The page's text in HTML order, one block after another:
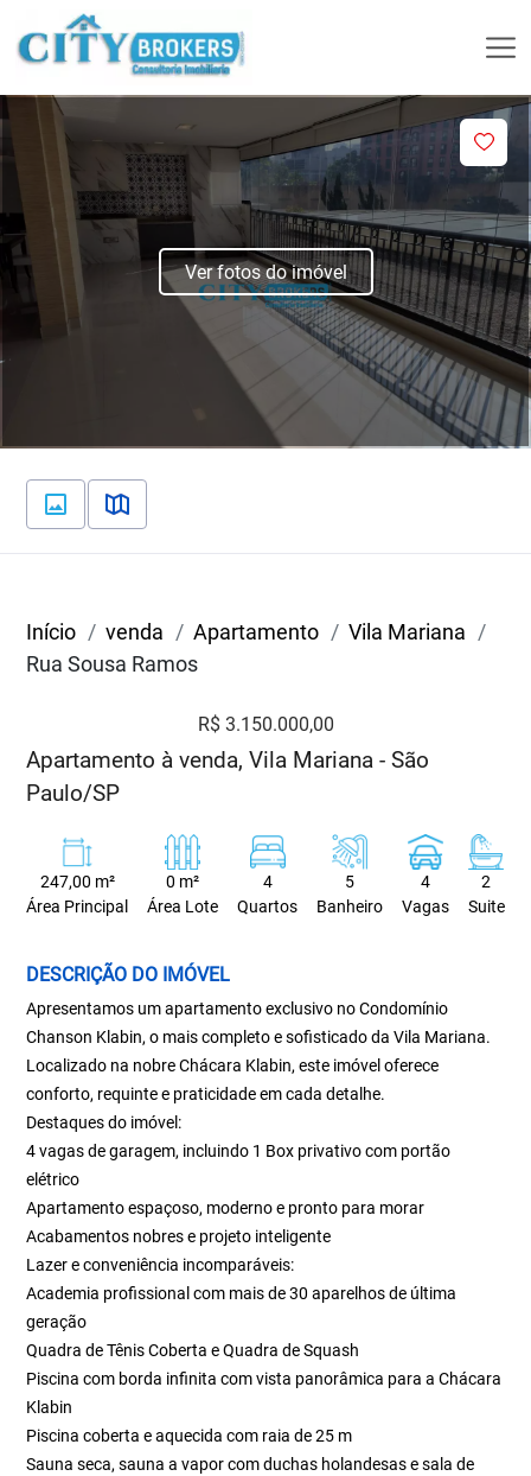
Ver fotos do imóvel
Início venda Apartamento
Vila Mariana
Rua Sousa Ramos
R$ 3.150.000,00
Apartamento à venda, Vila Mariana - São
Paulo/SP
247,00 m²
Área Principal
0 m²
Área Lote
4
Quartos
5
Banheiro
4
Vagas
2
Suite
DESCRIÇÃO DO IMÓVEL
Apresentamos um apartamento exclusivo no Condomínio
Chanson Klabin, o mais completo e sofisticado da Vila Mariana.
Localizado na nobre Chácara Klabin, este imóvel oferece
conforto, requinte e praticidade em cada detalhe.
Destaques do imóvel:
4 vagas de garagem, incluindo 1 Box privativo com portão
elétrico
Apartamento espaçoso, moderno e pronto para morar
Acabamentos nobres e projeto inteligente
Lazer e conveniência incomparáveis:
Academia profissional com mais de 30 aparelhos de última
geração
Quadra de Tênis Coberta e Quadra de Squash
Piscina com borda infinita com vista panorâmica para a Chácara
Klabin
Piscina coberta e aquecida com raia de 25 m
Sauna seca, sauna a vapor com duchas holandesas e sala de